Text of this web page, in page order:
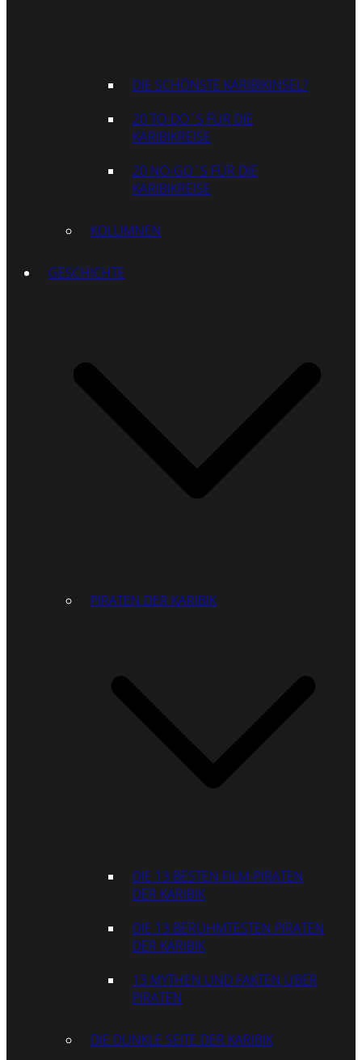
DIE SCHÖNSTE KARIBIKINSEL?
20 TO-DO´S FÜR DIE
KARIBIKREISE
20 NO-GO´S FÜR DIE
KARIBIKREISE
KOLUMNEN
GESCHICHTE
PIRATEN DER KARIBIK
DIE 13 BESTEN FILM-PIRATEN
DER KARIBIK
DIE 13 BERÜHMTESTEN PIRATEN
DER KARIBIK
13 MYTHEN UND FAKTEN ÜBER
PIRATEN
DIE DUNKLE SEITE DER KARIBIK